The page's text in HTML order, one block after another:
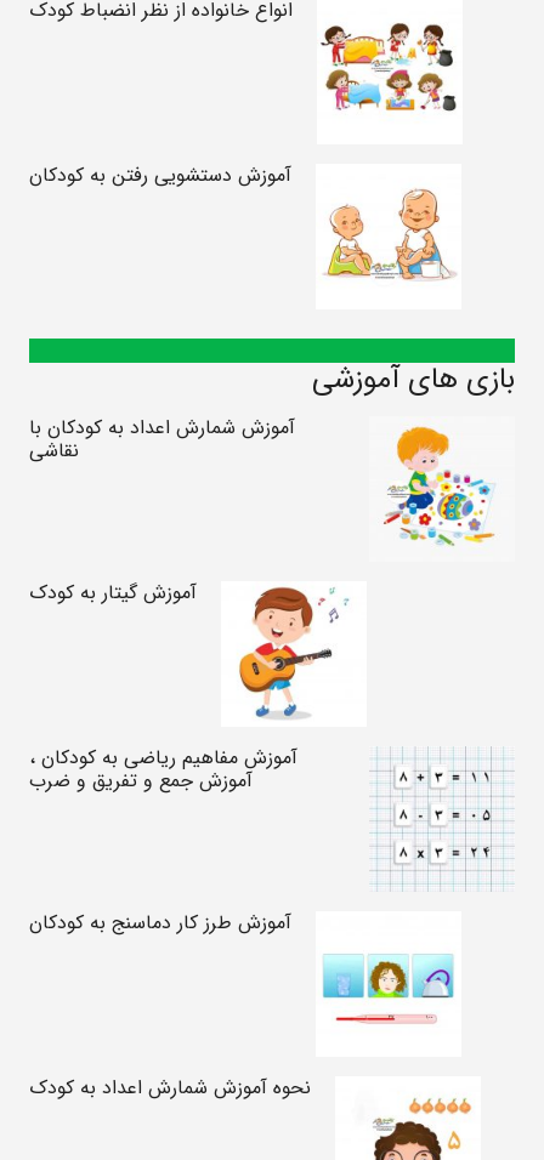
انواع خانواده از نظر انضباط کودک
آموزش دستشویی رفتن به کودکان
بازی های آموزشی
آموزش شمارش اعداد به کودکان با
نقاشی
آموزش گیتار به کودک
آموزش مفاهیم ریاضی به کودکان ،
آموزش جمع و تفریق و ضرب
آموزش طرز کار دماسنج به کودکان
نحوه آموزش شمارش اعداد به کودک